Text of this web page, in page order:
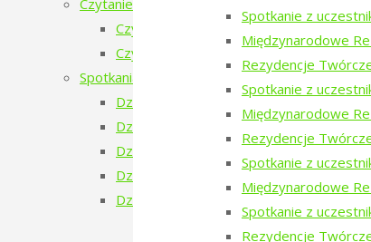
Spotkanie z
Międzynarodowe
Rezydencje
Spotkanie z
Międzynarodowe
Rezydencje
Spotkanie z
Międzynarodowe
Spotkanie z
Rezydencje
Czytanie Puszczy (2025)
Czytanie Puszczy (2026)
Spotkania na Granicy
Dzień Ukraiński
Dzień Białoruski
Dzień Szwajcarski
Dzień Gruziński
Dzień Tatarski
Dzień Tatarski – spotkanie z